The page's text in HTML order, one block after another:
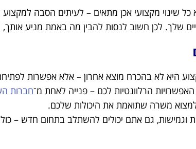
כל שינוי מקצועי אכן מתאים – לעיתים הסבה
שלך. לכן חשוב לנסות להבין מה באמת מניע אותך,
היא לא בהכרח מוצא אחרון – אלא אפשרות
הרלוונטיות לכם – פנייה לאחת מ־חברות
משרה שתואמת את היכולות שלכם.
וגמישות, גם אתם יכולים להשתלב בתחום חדש –